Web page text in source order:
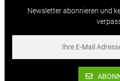
Newsletter abonnieren und